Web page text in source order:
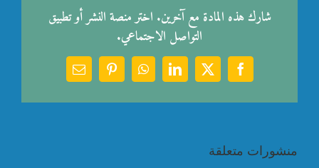
مغلقة
شارك هذه المادة مع آخرين. اختر منصة النشر أو تطبيق
التواصل الاجتماعي.
Facebook
X
LinkedIn
WhatsApp
Pinterest
Email
منشورات متعلقة